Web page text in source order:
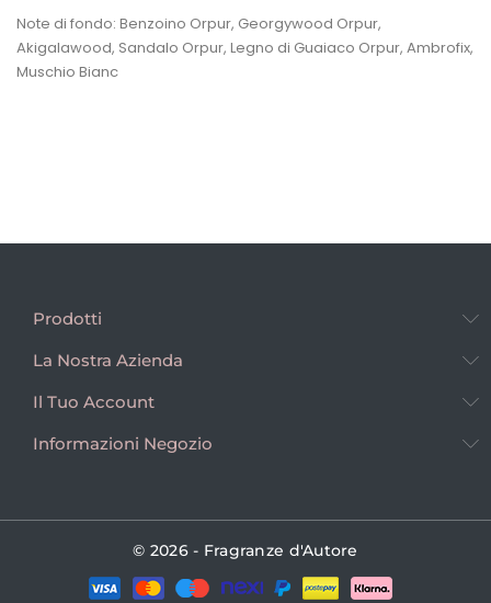
Note di fondo: Benzoino Orpur, Georgywood Orpur,
Akigalawood, Sandalo Orpur, Legno di Guaiaco Orpur, Ambrofix,
Muschio Bianc
Prodotti
La Nostra Azienda
Il Tuo Account
Informazioni Negozio
© 2026 - Fragranze d'Autore